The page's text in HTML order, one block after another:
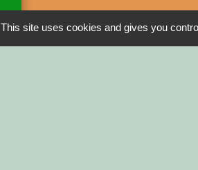
Liens
This site uses cookies and gives you